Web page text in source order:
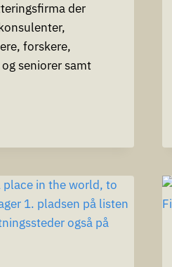
der
forskere,
seniorer samt